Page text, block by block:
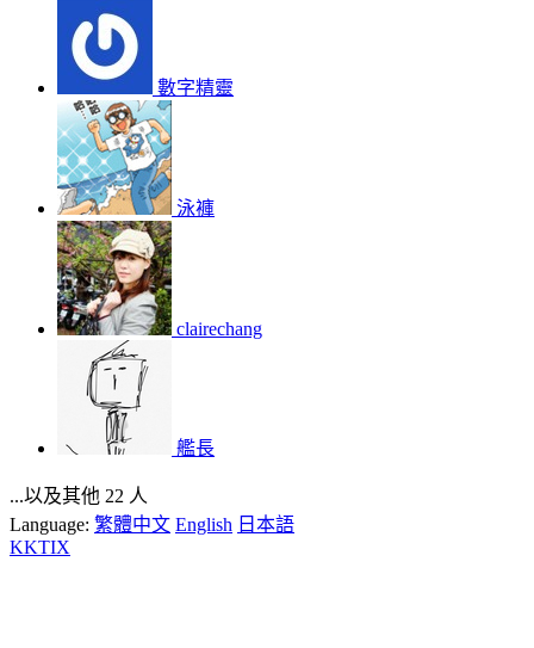
數字精靈
泳褲
clairechang
艦長
...以及其他 22 人
Language: 繁體中文 English 日本語
KKTIX